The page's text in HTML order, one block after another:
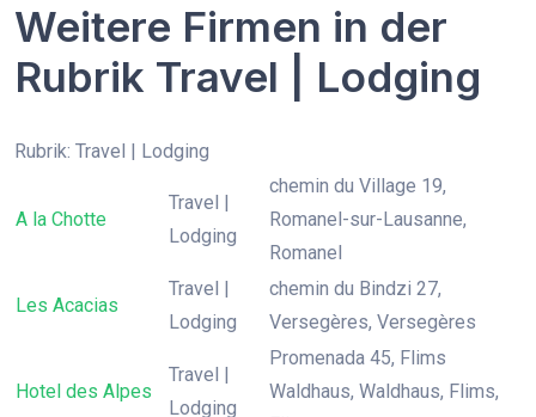
Weitere Firmen in der
Rubrik Travel | Lodging
Rubrik: Travel | Lodging
A la Chotte
Travel |
Lodging
chemin du Village 19,
Romanel-sur-Lausanne,
Romanel
Les Acacias
Travel |
Lodging
chemin du Bindzi 27,
Versegères, Versegères
Hotel des Alpes
Travel |
Lodging
Promenada 45, Flims
Waldhaus, Waldhaus, Flims,